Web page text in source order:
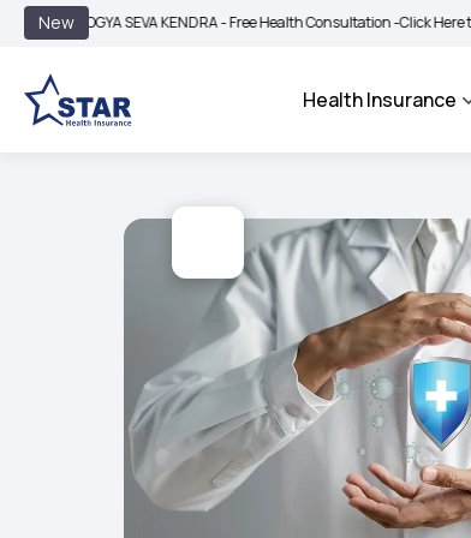
New
SEVA KENDRA - Free Health Consultation -Click Here to Know More
Health Insurance